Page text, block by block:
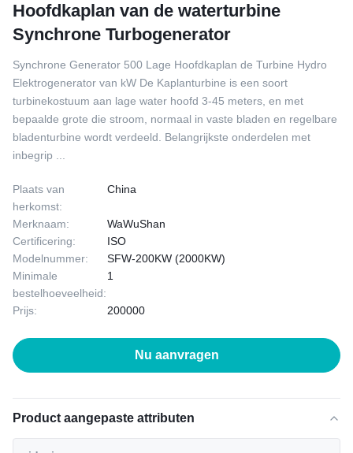
Hoofdkaplan van de waterturbine
Synchrone Turbogenerator
Synchrone Generator 500 Lage Hoofdkaplan de Turbine Hydro
Elektrogenerator van kW De Kaplanturbine is een soort
turbinekostuum aan lage water hoofd 3-45 meters, en met
bepaalde grote die stroom, normaal in vaste bladen en regelbare
bladenturbine wordt verdeeld. Belangrijkste onderdelen met
inbegrip ...
Plaats van
herkomst:
China
Merknaam:
WaWuShan
Certificering:
ISO
Modelnummer:
SFW-200KW (2000KW)
Minimale
bestelhoeveelheid:
1
Prijs: 200000
Nu aanvragen
Product aangepaste attributen